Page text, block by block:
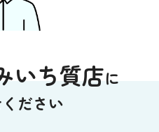
いち質店に
ださい